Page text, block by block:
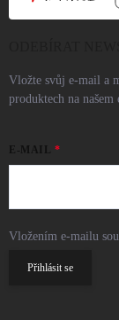
Vložte svůj e-mail a
produktech na našem
E-MAIL
Vložením e-mailu
Přihlásit se